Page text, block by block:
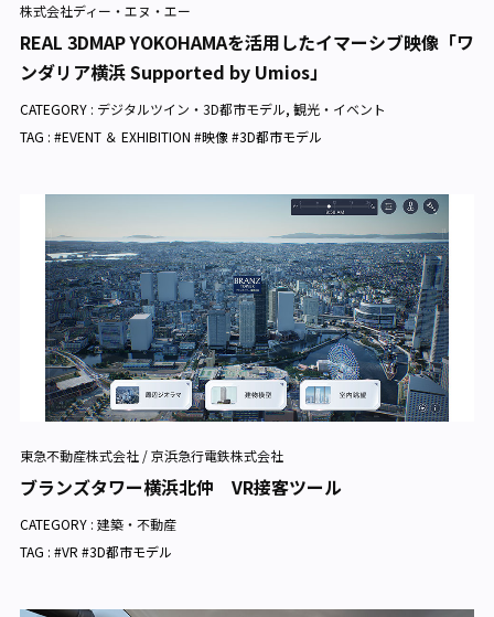
株式会社ディー・エヌ・エー
REAL 3DMAP YOKOHAMAを活用したイマーシブ映像「ワ
ンダリア横浜 Supported by Umios」
CATEGORY : デジタルツイン・3D都市モデル, 観光・イベント
TAG : #EVENT ＆ EXHIBITION #映像 #3D都市モデル
東急不動産株式会社 / 京浜急行電鉄株式会社
ブランズタワー横浜北仲 VR接客ツール
CATEGORY : 建築・不動産
TAG : #VR #3D都市モデル